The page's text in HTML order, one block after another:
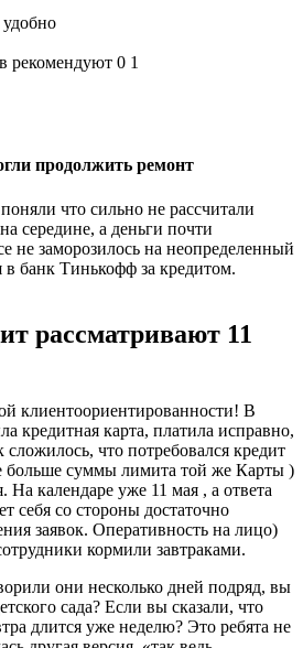
рекомендуют 0 1
продолжить ремонт
что сильно не рассчитали
середине, а деньги почти
не заморозилось на неопределенный
в банк Тинькофф за кредитом.
рассматривают 11
клиентоориентированности! В
кредитная карта, платила исправно,
что потребовался кредит
суммы лимита той же Карты )
На календаре уже 11 мая , а ответа
себя со стороны достаточно
заявок. Оперативность на лицо)
кормили завтраками.
они несколько дней подряд, вы
сада? Если вы сказали, что
длится уже неделю? Это ребята не